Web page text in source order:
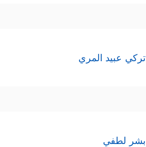
تركي عبيد المري
بشر لطفي